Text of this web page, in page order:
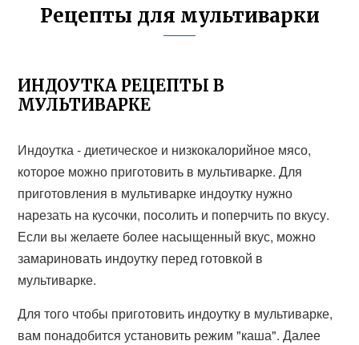
Рецепты для мультиварки
ИНДОУТКА РЕЦЕПТЫ В
МУЛЬТИВАРКЕ
Индоутка - диетическое и низкокалорийное мясо,
которое можно приготовить в мультиварке. Для
приготовления в мультиварке индоутку нужно
нарезать на кусочки, посолить и поперчить по вкусу.
Если вы желаете более насыщенный вкус, можно
замариновать индоутку перед готовкой в
мультиварке.
Для того чтобы приготовить индоутку в мультиварке,
вам понадобится установить режим "каша". Далее